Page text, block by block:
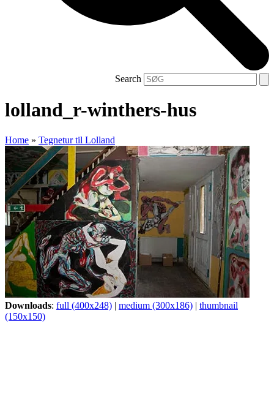
Search
lolland_r-winthers-hus
Home » Tegnetur til Lolland
Downloads: full (400x248) | medium (300x186) | thumbnail
(150x150)